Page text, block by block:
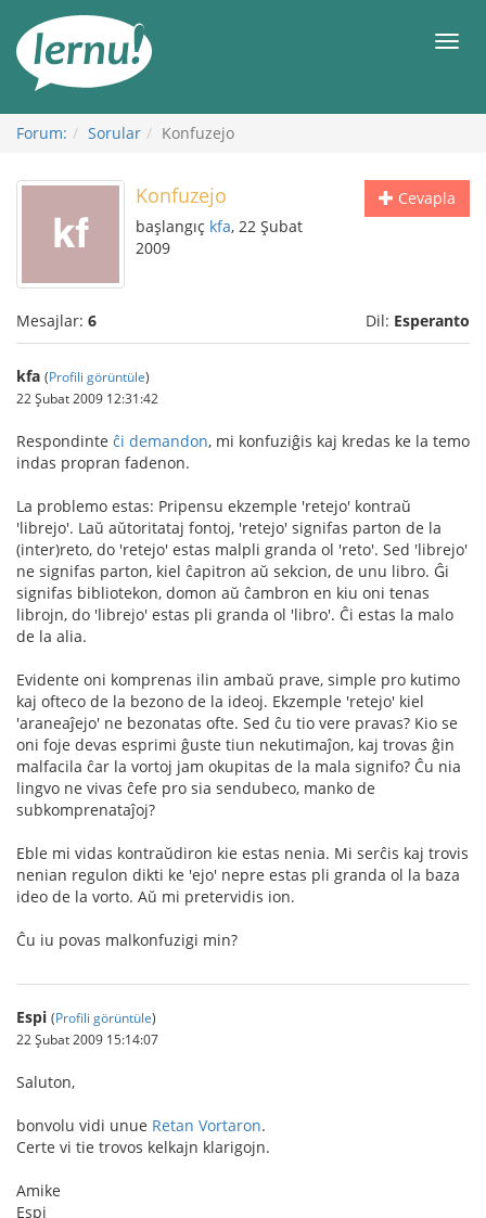
Görüntüleme
Forum: Sorular Konfuzejo
Cevapla
Konfuzejo
başlangıç kfa, 22 Şubat
2009
Mesajlar: 6 Dil: Esperanto
kfa (Profili görüntüle)
22 Şubat 2009 12:31:42
Respondinte ĉi demandon, mi konfuziĝis kaj kredas ke la temo
indas propran fadenon.
La problemo estas: Pripensu ekzemple 'retejo' kontraŭ
'librejo'. Laŭ aŭtoritataj fontoj, 'retejo' signifas parton de la
(inter)reto, do 'retejo' estas malpli granda ol 'reto'. Sed 'librejo'
ne signifas parton, kiel ĉapitron aŭ sekcion, de unu libro. Ĝi
signifas bibliotekon, domon aŭ ĉambron en kiu oni tenas
librojn, do 'librejo' estas pli granda ol 'libro'. Ĉi estas la malo
de la alia.
Evidente oni komprenas ilin ambaŭ prave, simple pro kutimo
kaj ofteco de la bezono de la ideoj. Ekzemple 'retejo' kiel
'araneaĵejo' ne bezonatas ofte. Sed ĉu tio vere pravas? Kio se
oni foje devas esprimi ĝuste tiun nekutimaĵon, kaj trovas ĝin
malfacila ĉar la vortoj jam okupitas de la mala signifo? Ĉu nia
lingvo ne vivas ĉefe pro sia sendubeco, manko de
subkomprenataĵoj?
Eble mi vidas kontraŭdiron kie estas nenia. Mi serĉis kaj trovis
nenian regulon dikti ke 'ejo' nepre estas pli granda ol la baza
ideo de la vorto. Aŭ mi pretervidis ion.
Ĉu iu povas malkonfuzigi min?
Espi (Profili görüntüle)
22 Şubat 2009 15:14:07
Saluton,
bonvolu vidi unue Retan Vortaron.
Certe vi tie trovos kelkajn klarigojn.
Amike
Espi